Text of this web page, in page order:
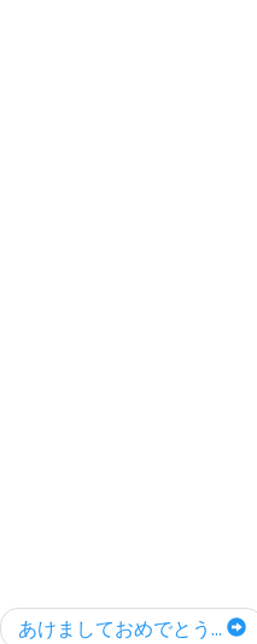
あけましておめでとう...